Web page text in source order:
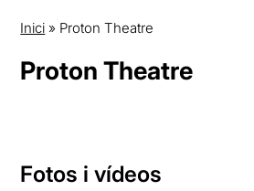
Inici » Proton Theatre
Proton Theatre
Fotos i vídeos